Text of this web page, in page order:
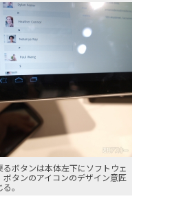
ボタンは本体左下にソフトウェ
タンのアイコンのデザイン意匠
。